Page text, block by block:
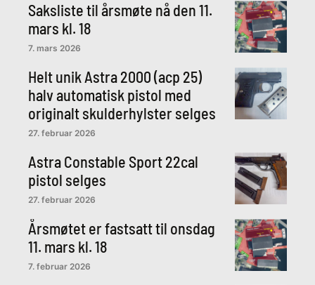
Saksliste til årsmøte nå den 11.
mars kl. 18
7. mars 2026
Helt unik Astra 2000 (acp 25)
halv automatisk pistol med
originalt skulderhylster selges
27. februar 2026
Astra Constable Sport 22cal
pistol selges
27. februar 2026
Årsmøtet er fastsatt til onsdag
11. mars kl. 18
7. februar 2026